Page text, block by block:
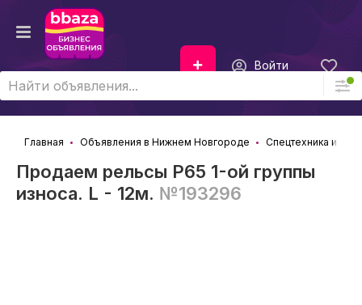
Войти
Главная Объявления в Нижнем Новгороде Спецтехника и
Продаем рельсы Р65 1-ой группы
износа. L - 12м. №193296